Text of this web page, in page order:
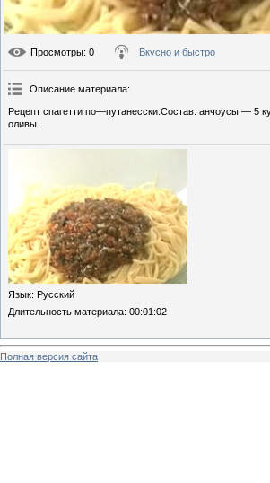
Просмотры: 0 Вкусно и быстро
Описание материала:
Рецепт спагетти по—путанесски.Состав: анчоусы — 5
оливы.
Язык: Русский
Длительность материала: 00:01:02
Полная версия сайта